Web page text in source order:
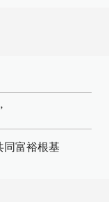
同富裕根基